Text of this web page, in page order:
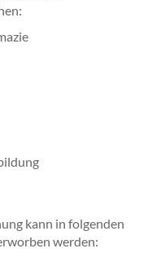
kann in folgenden
werden: